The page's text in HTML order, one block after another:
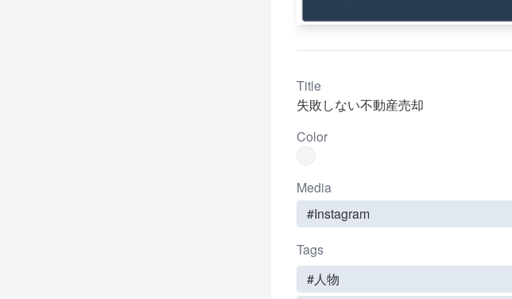
Title
失敗しない不動産売却
Color
Media
#Instagram
Tags
#人物